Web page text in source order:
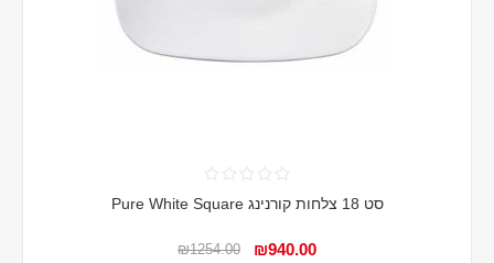
סט 18 צלחות קורנינג Pure White Square
₪940.00
₪1254.00